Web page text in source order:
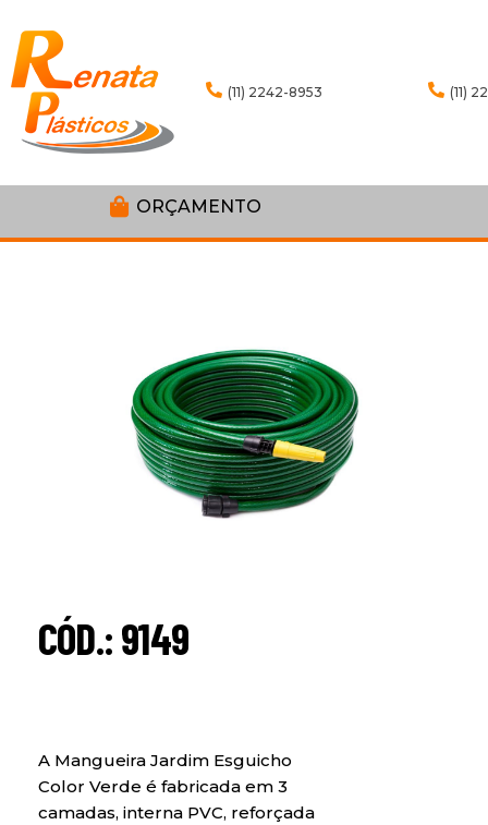
(11) 2242-8953 (11)
ORÇAMENTO
CÓD.: 9149
A Mangueira Jardim Esguicho
Color Verde é fabricada em 3
camadas, interna PVC, reforçada